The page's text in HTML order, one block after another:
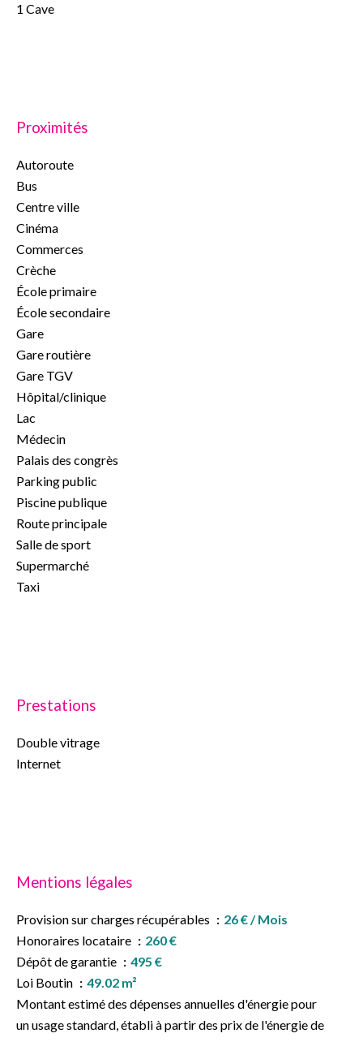
1 Cave
Proximités
Autoroute
Bus
Centre ville
Cinéma
Commerces
Crèche
École primaire
École secondaire
Gare
Gare routière
Gare TGV
Hôpital/clinique
Lac
Médecin
Palais des congrès
Parking public
Piscine publique
Route principale
Salle de sport
Supermarché
Taxi
Prestations
Double vitrage
Internet
Mentions légales
Provision sur charges récupérables
26 € / Mois
Honoraires locataire
260 €
Dépôt de garantie
495 €
Loi Boutin
49.02 m²
Montant estimé des dépenses annuelles d'énergie pour
un usage standard, établi à partir des prix de l'énergie de